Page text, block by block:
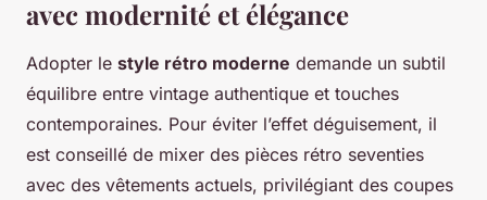
avec modernité et élégance
Adopter le style rétro moderne demande un subtil
équilibre entre vintage authentique et touches
contemporaines. Pour éviter l’effet déguisement, il
est conseillé de mixer des pièces rétro seventies
avec des vêtements actuels, privilégiant des coupes